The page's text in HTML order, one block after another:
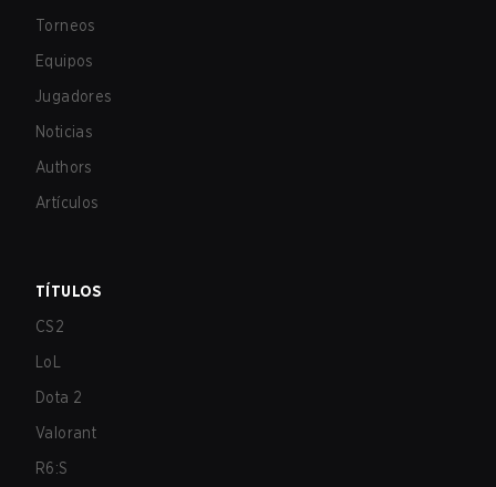
Torneos
Equipos
Jugadores
Noticias
Authors
Artículos
TÍTULOS
CS2
LoL
Dota 2
Valorant
R6:S